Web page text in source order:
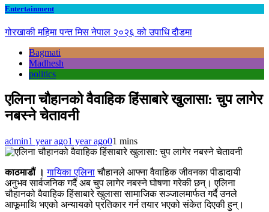
Entertainment
गोरखाकी महिमा पन्त मिस नेपाल २०२६ को उपाधि दौडमा
Bagmati
Madhesh
politics
एलिना चौहानको वैवाहिक हिंसाबारे खुलासा: चुप लागेर
नबस्ने चेतावनी
admin1 year ago1 year ago01 mins
काठमाडौं ।गायिका एलिनाचौहानले आफ्ना वैवाहिक जीवनका पीडादायी
अनुभव सार्वजनिक गर्दै अब चुप लागेर नबस्ने घोषणा गरेकी छन्। एलिना
चौहानको वैवाहिक हिंसाबारे खुलासा सामाजिक सञ्जालमार्फत गर्दै उनले
आफूमाथि भएको अन्यायको प्रतिकार गर्न तयार भएको संकेत दिएकी हुन्।